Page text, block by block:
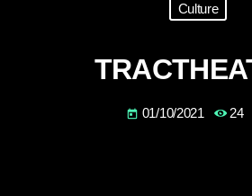
Culture
today 01/10/2021 24